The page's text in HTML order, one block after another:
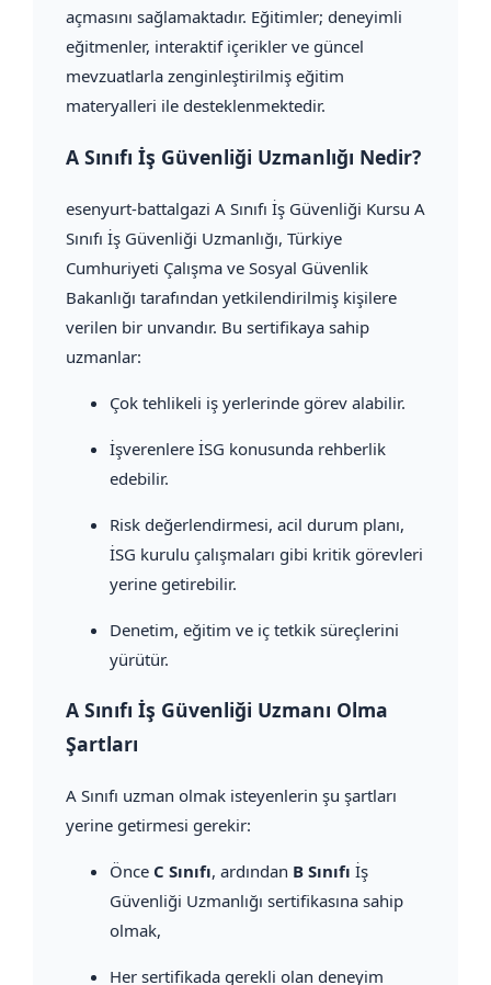
açmasını sağlamaktadır. Eğitimler; deneyimli
eğitmenler, interaktif içerikler ve güncel
mevzuatlarla zenginleştirilmiş eğitim
materyalleri ile desteklenmektedir.
A Sınıfı İş Güvenliği Uzmanlığı Nedir?
esenyurt-battalgazi A Sınıfı İş Güvenliği Kursu A
Sınıfı İş Güvenliği Uzmanlığı, Türkiye
Cumhuriyeti Çalışma ve Sosyal Güvenlik
Bakanlığı tarafından yetkilendirilmiş kişilere
verilen bir unvandır. Bu sertifikaya sahip
uzmanlar:
Çok tehlikeli iş yerlerinde görev alabilir.
İşverenlere İSG konusunda rehberlik
edebilir.
Risk değerlendirmesi, acil durum planı,
İSG kurulu çalışmaları gibi kritik görevleri
yerine getirebilir.
Denetim, eğitim ve iç tetkik süreçlerini
yürütür.
A Sınıfı İş Güvenliği Uzmanı Olma
Şartları
A Sınıfı uzman olmak isteyenlerin şu şartları
yerine getirmesi gerekir:
Önce C Sınıfı, ardından B Sınıfı İş
Güvenliği Uzmanlığı sertifikasına sahip
olmak,
Her sertifikada gerekli olan deneyim